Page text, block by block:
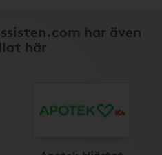
har även
här